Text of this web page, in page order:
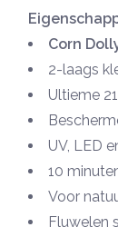
Corn
2-laags
Ultieme
UV, LED
10
Voor
Fluwelen